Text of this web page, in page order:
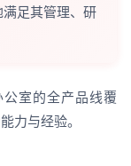
足其管理、研
室的全产品线覆
力与经验。